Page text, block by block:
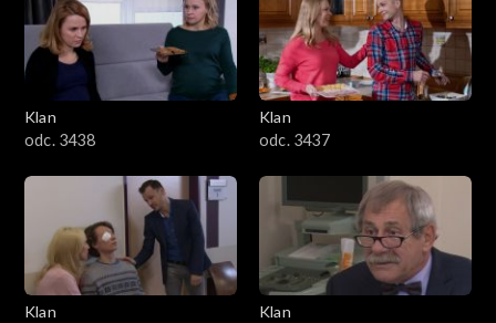
Klan
odc. 3438
Klan
odc. 3437
Klan
Klan